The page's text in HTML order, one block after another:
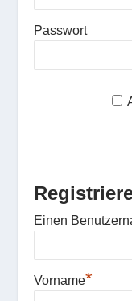
Passwort
Einen
Vorname*